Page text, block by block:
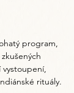
program,
rituály.